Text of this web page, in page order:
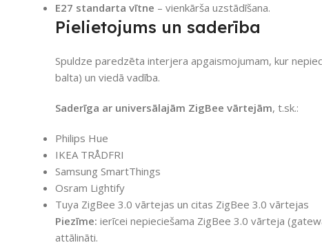
E27 standarta vītne – vienkārša uzstādīšana.
Pielietojums un saderība
Spuldze paredzēta interjera apgaismojumam, kur
balta) un viedā vadība.
Saderīga ar universālajām ZigBee vārtejām, t.sk.:
Philips Hue
IKEA TRÅDFRI
Samsung SmartThings
Osram Lightify
Tuya ZigBee 3.0 vārtejas un citas ZigBee 3.0 vārtejas
Piezīme: ierīcei nepieciešama ZigBee 3.0 vārteja
attālināti.